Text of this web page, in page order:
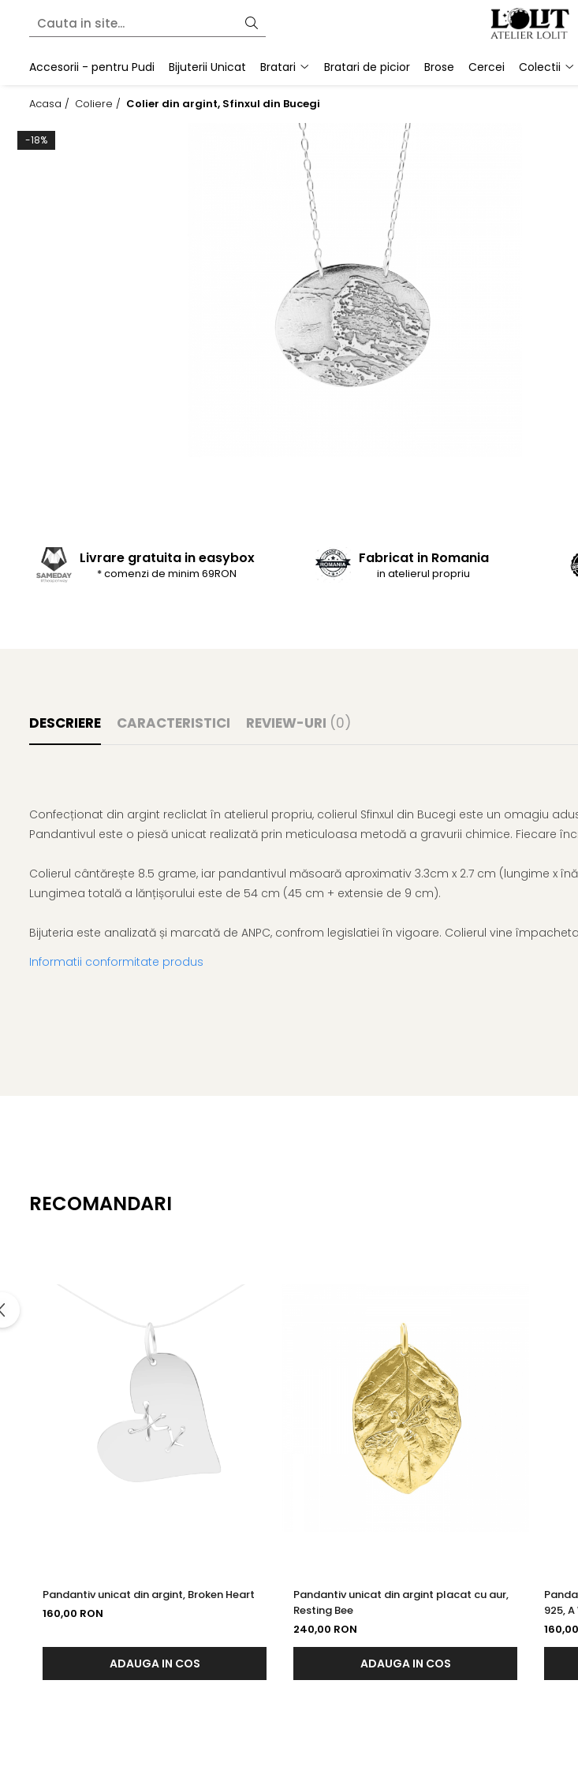
Bratari lantisor
Bratari snur
Crescent Moon
Minimalist
Pandantive
Accesorii - pentru Pudi Bijuterii Unicat Bratari Bratari de picior Brose Cercei Colectii
Acasa / Coliere / Colier din argint, Sfinxul din Bucegi
-18%
Livrare gratuita in easybox
* comenzi de minim 69RON
Fabricat in Romania
in atelierul propriu
DESCRIERE CARACTERISTICI REVIEW-URI (0)
Confecționat din argint recliclat în atelierul propriu, colierul Sfinxul din Bucegi este un omagiu
Pandantivul este o piesă unicat realizată prin meticuloasa metodă a gravurii chimice. Fiecare
Colierul cântărește 8.5 grame, iar pandantivul măsoară aproximativ 3.3cm x 2.7 cm (lungime x
Lungimea totală a lănțișorului este de 54 cm (45 cm + extensie de 9 cm).
Bijuteria este analizată și marcată de ANPC, confrom legislatiei în vigoare. Colierul vine
Informatii conformitate produs
RECOMANDARI
Pandantiv unicat din argint, Broken Heart
160,00 RON
ADAUGA IN COS
Pandantiv unicat din argint placat cu aur,
Resting Bee
240,00 RON
ADAUGA IN COS
925,